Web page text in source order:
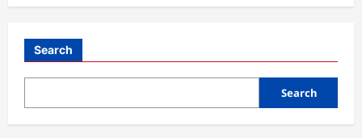
t
i
n
Search
Search